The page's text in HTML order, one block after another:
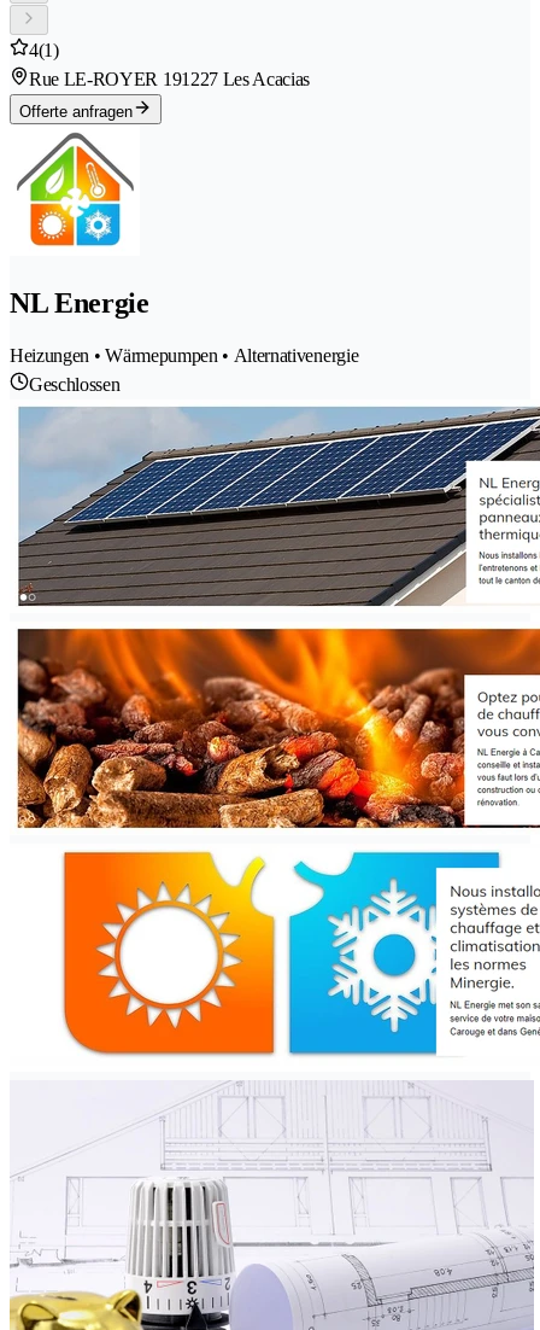
4(1)
Rue LE-ROYER 191227 Les Acacias
Offerte anfragen
NL Energie
Heizungen • Wärmepumpen • Alternativenergie
Geschlossen